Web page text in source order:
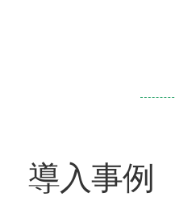
導入事例